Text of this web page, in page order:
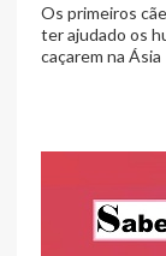
Os primeiros
ter ajudado os
caçarem na Ásia